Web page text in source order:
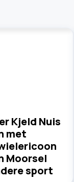
Kjeld Nuis
met
Moorsel
sport